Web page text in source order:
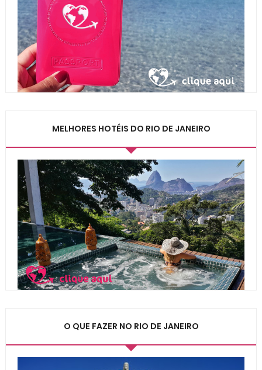
MELHORES HOTÉIS DO RIO DE JANEIRO
O QUE FAZER NO RIO DE JANEIRO